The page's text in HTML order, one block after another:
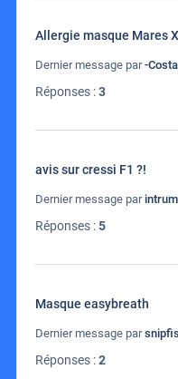
Allergie masque Mares
Dernier message par-
Réponses :3
avis sur cressi F1 ?!
Dernier message par
Réponses :5
Masque easybreath
Dernier message par
Réponses :2